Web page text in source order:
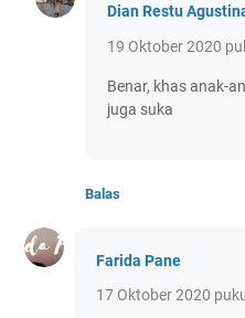
Dian Restu
19 Oktober 2020
Benar, khas anak-
juga suka
Balas
Farida Pane
17 Oktober 2020